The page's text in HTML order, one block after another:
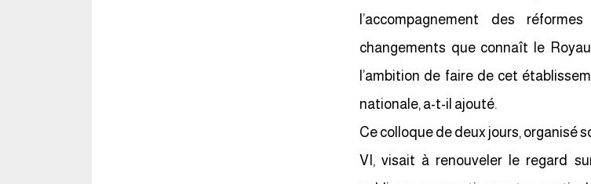
l’accompagnement des
changements que connaît le
l’ambition de faire de cet
nationale, a-t-il ajouté.
Ce colloque de deux jours, organisé
VI, visait à renouveler le regard